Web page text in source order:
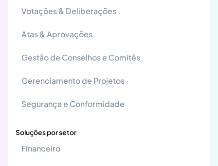
Votações & Deliberações
Atas & Aprovações
Gestão de Conselhos e Comitês
Gerenciamento de Projetos
Segurança e Conformidade
Soluções por setor
Financeiro